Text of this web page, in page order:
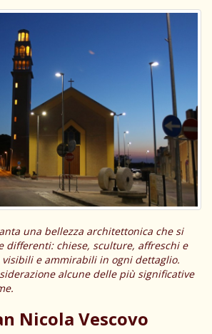
una bellezza architettonica che si
differenti: chiese, sculture, affreschi e
e ammirabili in ogni dettaglio.
alcune delle più significative
Nicola Vescovo